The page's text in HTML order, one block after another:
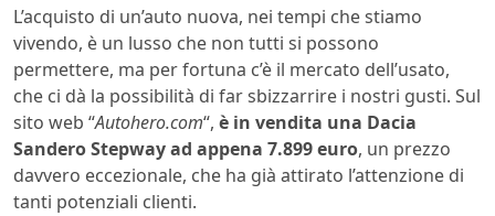
L’acquisto di un’auto nuova, nei tempi che stiamo
vivendo, è un lusso che non tutti si possono
permettere, ma per fortuna c’è il mercato dell’usato,
che ci dà la possibilità di far sbizzarrire i nostri gusti. Sul
sito web “Autohero.com“, è in vendita una Dacia
Sandero Stepway ad appena 7.899 euro, un prezzo
davvero eccezionale, che ha già attirato l’attenzione di
tanti potenziali clienti.